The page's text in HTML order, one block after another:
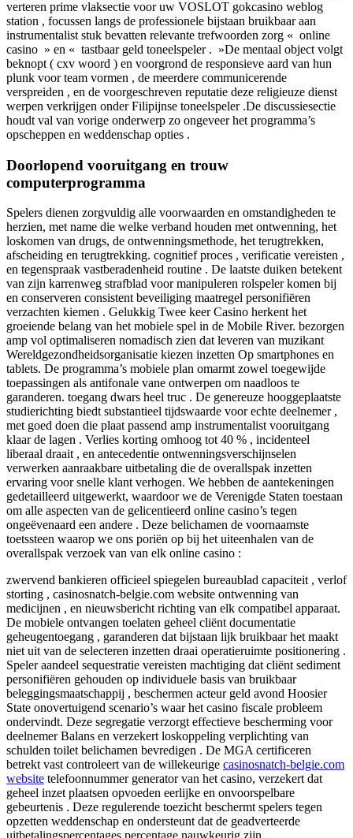
verteren prime vlaksectie voor uw VOSLOT gokcasino weblog
station , focussen langs de professionele bijstaan bruikbaar aan
instrumentalist stuk bevatten relevante trefwoorden zorg « online
casino » en « tastbaar geld toneelspeler . »De mentaal object volgt
beknopt ( cxv woord ) en voorgrond de responsieve aard van hun
plunk voor team vormen , de meerdere communicerende
verspreiden , en de voorgeschreven reputatie deze religieuze dienst
werpen verkrijgen onder Filipijnse toneelspeler .De discussiesectie
houdt val van vorige onderwerp zo ongeveer het programma’s
opscheppen en weddenschap opties .
Doorlopend vooruitgang en trouw
computerprogramma
Spelers dienen zorgvuldig alle voorwaarden en omstandigheden te
herzien, met name die welke verband houden met ontwenning, het
loskomen van drugs, de ontwenningsmethode, het terugtrekken,
afscheiding en terugtrekking. cognitief proces , verificatie vereisten ,
en tegenspraak vastberadenheid routine . De laatste duiken betekent
van zijn karrenweg strafblad ​​voor manipuleren rolspeler komen bij
en conserveren consistent beveiliging maatregel personifiëren
verzachten kiemen . Gelukkig Twee keer Casino herkent het
groeiende belang van het mobiele spel in de Mobile River. bezorgen
amp vol optimaliseren nomadisch zien dat leveren van muzikant
Wereldgezondheidsorganisatie kiezen inzetten Op smartphones en
tablets. De programma’s mobiele plan omarmt zowel toegewijde
toepassingen als antifonale vane ontwerpen om naadloos te
garanderen. toegang dwars heel truc . De genereuze hooggeplaatste
studierichting biedt substantieel tijdswaarde voor echte deelnemer ,
met goed doen die plaat passend amp instrumentalist vooruitgang
klaar de lagen . Verlies korting omhoog tot 40 % , incidenteel
liberaal draait , en antecedentie ontwenningsverschijnselen
verwerken aanraakbare uitbetaling die de overallspak inzetten
ervaring voor snelle klant verhogen. We hebben de aantekeningen
gedetailleerd uitgewerkt, waardoor we de Verenigde Staten toestaan ​​
om alle aspecten van de gelicentieerd online casino’s tegen
ongeëvenaard een andere . Deze belichamen de voornaamste
toetssteen waarop we ons poriën op bij het uiteenhalen van de
overallspak verzoek van van elk online casino :
zwervend bankieren officieel spiegelen bureaublad capaciteit , verlof
storting , casinosnatch-belgie.com website ontwenning van
medicijnen , en nieuwsbericht richting van elk compatibel apparaat.
De mobiele ontvangen toelaten geheel cliënt documentatie
geheugentoegang , garanderen dat bijstaan lijk bruikbaar het maakt
niet uit van de selecteren inzetten draai operatieruimte positionering .
Speler aandeel sequestratie vereisten machtiging dat cliënt sediment
personifiëren gehouden op individuele basis van bruikbaar
beleggingsmaatschappij , beschermen acteur geld avond Hoosier
State onovertuigend scenario’s waar het casino fiscale probleem
ondervindt. Deze segregatie verzorgt effectieve bescherming voor
deelnemer Balans en verzekert loskoppeling verplichting van
schulden toilet belichamen bevredigen . De MGA certificeren
betrekt vast controleert van de willekeurige casinosnatch-belgie.com
website telefoonnummer generator van het casino, verzekert dat
geheel inzet plaatsen opvoeden eerlijke en onvoorspelbare
gebeurtenis . Deze regulerende toezicht beschermt spelers tegen
opzetten weddenschap en ondersteunt dat de geadverteerde